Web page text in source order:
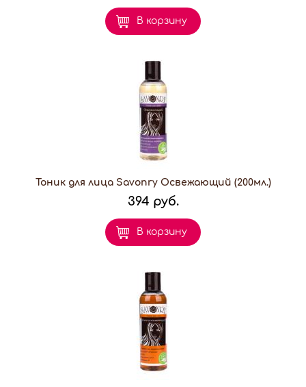
В корзину
Тоник для лица Savonry Освежающий (200мл.)
394 руб.
В корзину